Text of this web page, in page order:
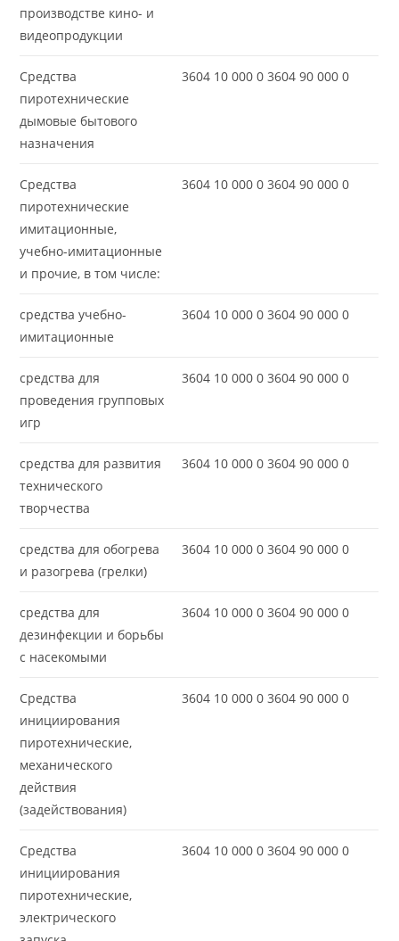
производстве кино- и
видеопродукции
Средства
пиротехнические
дымовые бытового
назначения
3604 10 000 0 3604 90 000 0
Средства
пиротехнические
имитационные,
учебно-имитационные
и прочие, в том числе:
3604 10 000 0 3604 90 000 0
средства учебно-
имитационные
3604 10 000 0 3604 90 000 0
средства для
проведения групповых
игр
3604 10 000 0 3604 90 000 0
средства для развития
технического
творчества
3604 10 000 0 3604 90 000 0
средства для обогрева
и разогрева (грелки)
3604 10 000 0 3604 90 000 0
средства для
дезинфекции и борьбы
с насекомыми
3604 10 000 0 3604 90 000 0
Средства
инициирования
пиротехнические,
механического
действия
(задействования)
3604 10 000 0 3604 90 000 0
Средства
инициирования
пиротехнические,
электрического
3604 10 000 0 3604 90 000 0